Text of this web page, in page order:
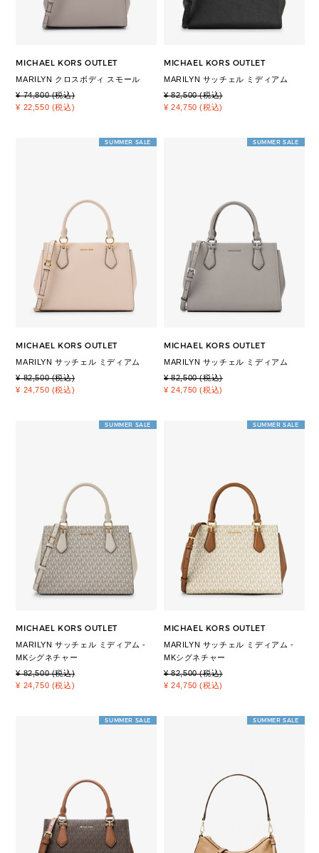
MICHAEL KORS OUTLET
MARILYN クロスボディ スモール
¥ 74,800 (税込)
¥ 22,550 (税込)
MICHAEL KORS OUTLET
MARILYN サッチェル ミディアム
¥ 82,500 (税込)
¥ 24,750 (税込)
SUMMER SALE
MICHAEL KORS OUTLET
MARILYN サッチェル ミディアム
¥ 82,500 (税込)
¥ 24,750 (税込)
SUMMER SALE
MICHAEL KORS OUTLET
MARILYN サッチェル ミディアム
¥ 82,500 (税込)
¥ 24,750 (税込)
SUMMER SALE
MICHAEL KORS OUTLET
MARILYN サッチェル ミディアム -
MKシグネチャー
¥ 82,500 (税込)
¥ 24,750 (税込)
SUMMER SALE
MICHAEL KORS OUTLET
MARILYN サッチェル ミディアム -
MKシグネチャー
¥ 82,500 (税込)
¥ 24,750 (税込)
SUMMER SALE SUMMER SALE